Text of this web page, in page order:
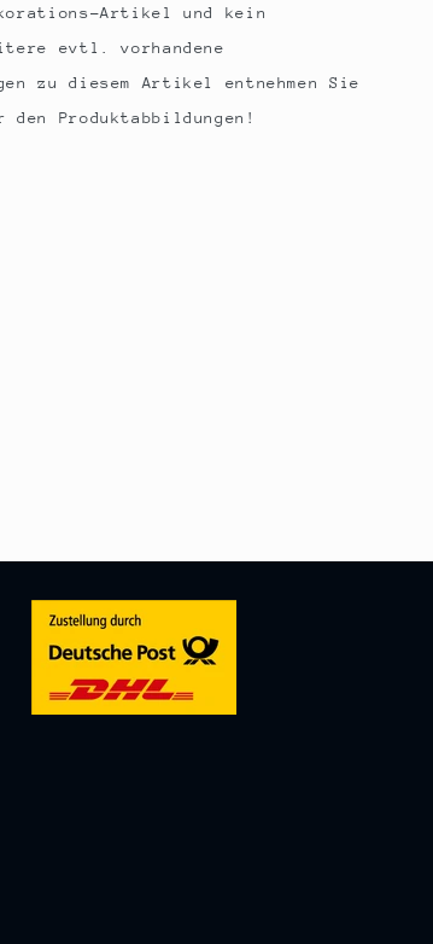
Artikel und kein
evtl. vorhandene
zu diesem Artikel entnehmen Sie
Produktabbildungen!